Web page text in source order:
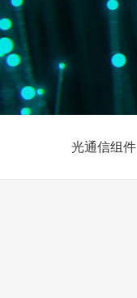
光通信组件